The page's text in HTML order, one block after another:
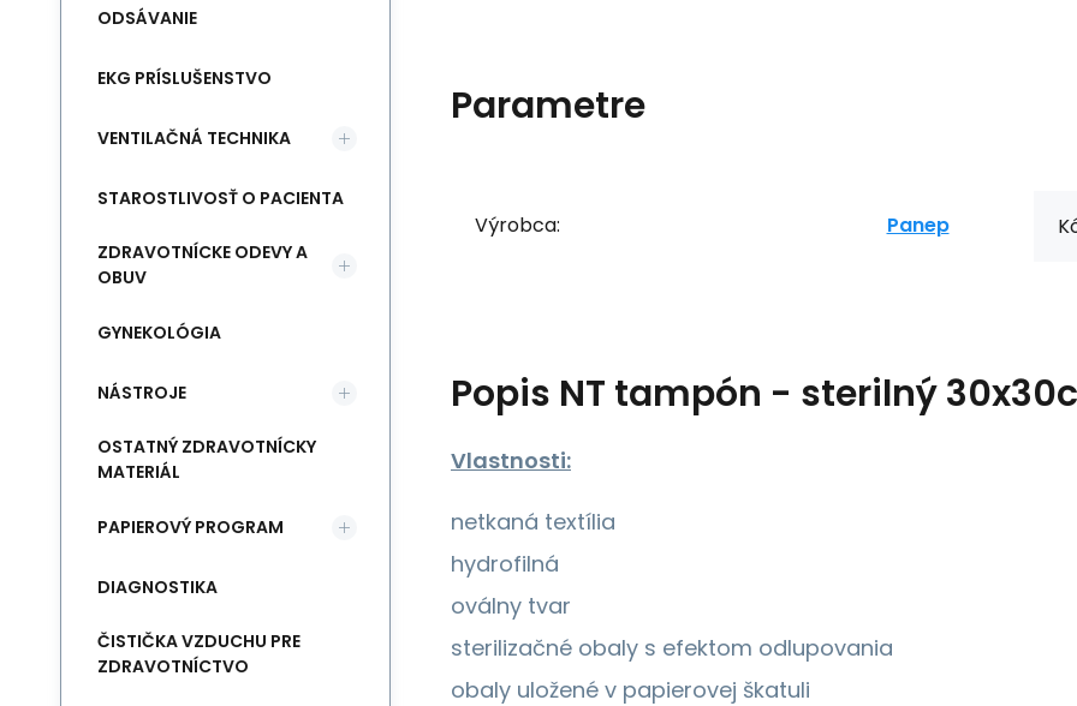
Parametre
Výrobca: Panep
Popis NT tampón - sterilný
Vlastnosti:
netkaná textília
hydrofilná
oválny tvar
sterilizačné obaly s efektom odlupovania
obaly uložené v papierovej škatuli
ODSÁVANIE
EKG PRÍSLUŠENSTVO
VENTILAČNÁ TECHNIKA
STAROSTLIVOSŤ O PACIENTA
ZDRAVOTNÍCKE ODEVY A
OBUV
GYNEKOLÓGIA
NÁSTROJE
OSTATNÝ ZDRAVOTNÍCKY
MATERIÁL
PAPIEROVÝ PROGRAM
DIAGNOSTIKA
ČISTIČKA VZDUCHU PRE
ZDRAVOTNÍCTVO